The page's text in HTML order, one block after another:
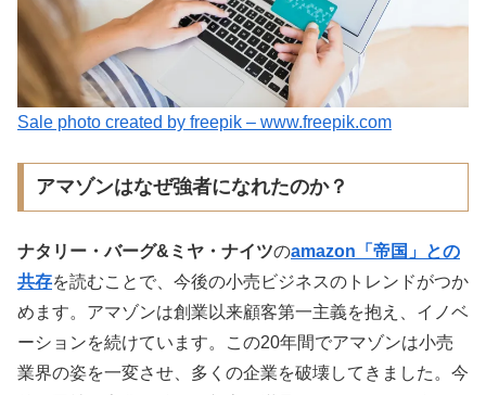
Sale photo created by freepik – www.freepik.com
アマゾンはなぜ強者になれたのか？
ナタリー・バーグ&ミヤ・ナイツのamazon「帝国」との
共存を読むことで、今後の小売ビジネスのトレンドがつか
めます。アマゾンは創業以来顧客第一主義を抱え、イノベ
ーションを続けています。この20年間でアマゾンは小売
業界の姿を一変させ、多くの企業を破壊してきました。今